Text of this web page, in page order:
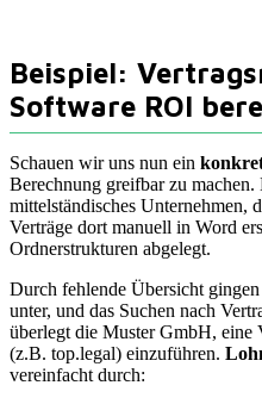
Beispiel:
Software ROI
Schauen wir uns nun ein
Berechnung greifbar zu
mittelständisches Unternehmen,
Verträge dort manuell in Word
Ordnerstrukturen abgelegt.
Durch fehlende Übersicht
unter, und das Suchen nach
überlegt die Muster GmbH, eine
(z.B. top.legal) einzuführen.
vereinfacht durch: